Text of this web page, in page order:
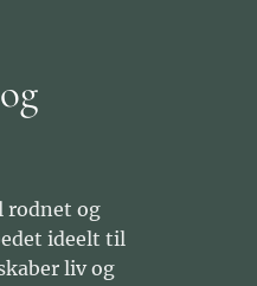
rodnet og
ideelt til
liv og